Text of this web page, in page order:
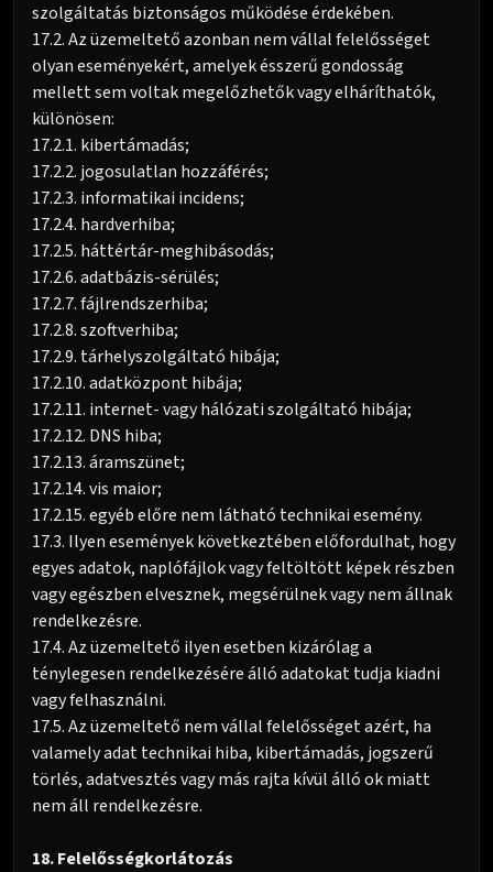
szolgáltatás biztonságos működése érdekében.
17.2. Az üzemeltető azonban nem vállal felelősséget
olyan eseményekért, amelyek ésszerű gondosság
mellett sem voltak megelőzhetők vagy elháríthatók,
különösen:
17.2.1. kibertámadás;
17.2.2. jogosulatlan hozzáférés;
17.2.3. informatikai incidens;
17.2.4. hardverhiba;
17.2.5. háttértár-meghibásodás;
17.2.6. adatbázis-sérülés;
17.2.7. fájlrendszerhiba;
17.2.8. szoftverhiba;
17.2.9. tárhelyszolgáltató hibája;
17.2.10. adatközpont hibája;
17.2.11. internet- vagy hálózati szolgáltató hibája;
17.2.12. DNS hiba;
17.2.13. áramszünet;
17.2.14. vis maior;
17.2.15. egyéb előre nem látható technikai esemény.
17.3. Ilyen események következtében előfordulhat, hogy
egyes adatok, naplófájlok vagy feltöltött képek részben
vagy egészben elvesznek, megsérülnek vagy nem állnak
rendelkezésre.
17.4. Az üzemeltető ilyen esetben kizárólag a
ténylegesen rendelkezésére álló adatokat tudja kiadni
vagy felhasználni.
17.5. Az üzemeltető nem vállal felelősséget azért, ha
valamely adat technikai hiba, kibertámadás, jogszerű
törlés, adatvesztés vagy más rajta kívül álló ok miatt
nem áll rendelkezésre.
18. Felelősségkorlátozás